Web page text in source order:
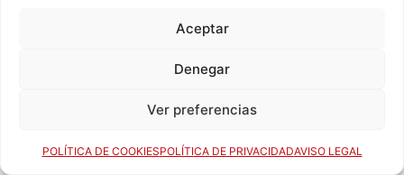
Aceptar
Denegar
Ver preferencias
POLÍTICA DE COOKIESPOLÍTICA DE PRIVACIDADAVISO LEGAL
TEMPORADA 2003-04